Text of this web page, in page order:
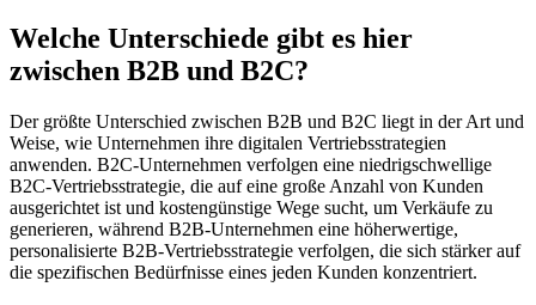
Welche Unterschiede gibt es hier
zwischen B2B und B2C?
Der größte Unterschied zwischen B2B und B2C liegt in der Art und
Weise, wie Unternehmen ihre digitalen Vertriebsstrategien
anwenden. B2C-Unternehmen verfolgen eine niedrigschwellige
B2C-Vertriebsstrategie, die auf eine große Anzahl von Kunden
ausgerichtet ist und kostengünstige Wege sucht, um Verkäufe zu
generieren, während B2B-Unternehmen eine höherwertige,
personalisierte B2B-Vertriebsstrategie verfolgen, die sich stärker auf
die spezifischen Bedürfnisse eines jeden Kunden konzentriert.